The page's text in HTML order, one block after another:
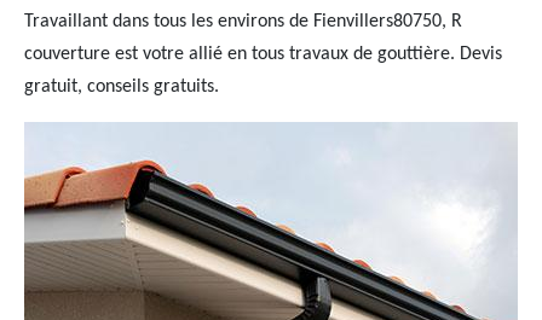
Travaillant dans tous les environs de Fienvillers80750, R
couverture est votre allié en tous travaux de gouttière. Devis
gratuit, conseils gratuits.